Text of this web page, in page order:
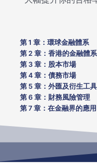
第 1 章：環球金融體系
第 2 章：香港的金融體系
第 3 章：股本市場
第 4 章：債務市場
第 5 章：外匯及衍生工
第 6 章：財務風險管理
第 7 章：在金融界的應用